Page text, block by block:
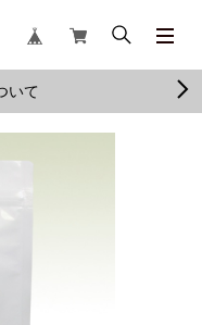
いて